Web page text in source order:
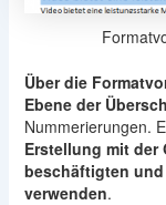
Über die
Ebene der
Nummerierungen.
Erstellung mit der
beschäftigten
verwenden.